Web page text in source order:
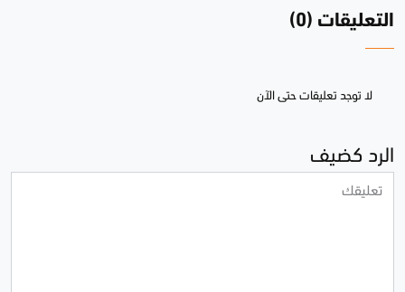
التعليقات (0)
لا توجد تعليقات حتى الآن
الرد كضيف